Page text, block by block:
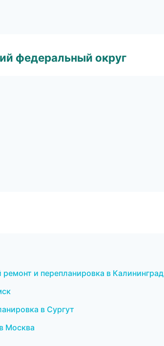
федеральный округ
и перепланировка в Калининград
в Сургут
Москва